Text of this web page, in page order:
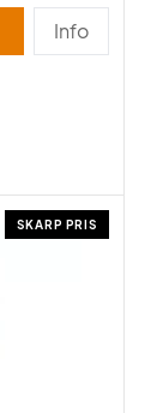
Info
SKARP PRIS